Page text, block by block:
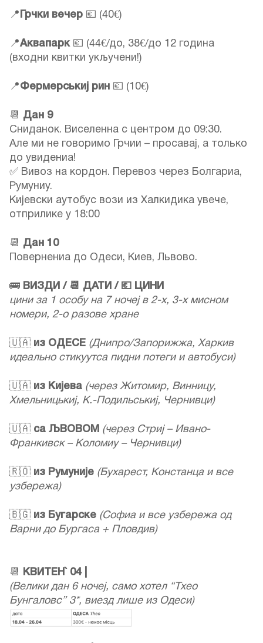
📍 Грчки вечер 💶 (40€)
📍Аквапарк💶 (44€/до, 38€/до 12 година
(входни квитки укључени!)
📍Фермерськиј рин 💶 (10€)
📆 Дан 9
Сниданок. Виселенна с центром до 09:30.
Але ми не говоримо Грчии – просавај, а только
до увидениа!
✅ Вивоз на кордон. Перевоз через Болгариа,
Румуниу.
Кијевски аутобус вози из Халкидика увече,
отприлике у 18:00
📆 Дан 10
Повернениа до Одеси, Киев, Львово.
🚌 ВИЗДИ / 📆 ДАТИ / 💶 ЦИНИ
цини за 1 особу на 7 ночеј в 2-х, 3-х мисном
номери, 2-о разове хране
🇺🇦 из ОДЕСЕ (Днипро/Запорижжа, Харкив
идеально стикуутса пидни потеги и автобуси)
🇺🇦 из Кијева (через Житомир, Винницу,
Хмельницькиј, К.-Подильськиј, Чернивци)
🇺🇦 са ЉВОВОМ (через Стриј – Ивано-
Франкивск – Коломиу – Чернивци)
🇷🇴 из Румуније (Бухарест, Констанца и все
узбережа)
🇧🇬 из Бугарске (Софиа и все узбережа од
Варни до Бургаса + Пловдив)
📆 КВИТЕН` 04 |
(Велики дан 6 ночеј, само хотел “Тхео
Бунгаловс” 3*, виезд лише из Одеси)